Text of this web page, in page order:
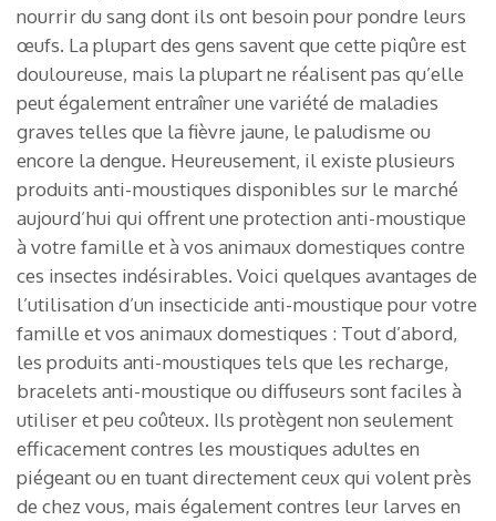
nourrir du sang dont ils ont besoin pour pondre leurs
œufs. La plupart des gens savent que cette piqûre est
douloureuse, mais la plupart ne réalisent pas qu’elle
peut également entraîner une variété de maladies
graves telles que la fièvre jaune, le paludisme ou
encore la dengue. Heureusement, il existe plusieurs
produits anti-moustiques disponibles sur le marché
aujourd’hui qui offrent une protection anti-moustique
à votre famille et à vos animaux domestiques contre
ces insectes indésirables. Voici quelques avantages de
l’utilisation d’un insecticide anti-moustique pour votre
famille et vos animaux domestiques : Tout d’abord,
les produits anti-moustiques tels que les recharge,
bracelets anti-moustique ou diffuseurs sont faciles à
utiliser et peu coûteux. Ils protègent non seulement
efficacement contres les moustiques adultes en
piégeant ou en tuant directement ceux qui volent près
de chez vous, mais également contres leur larves en